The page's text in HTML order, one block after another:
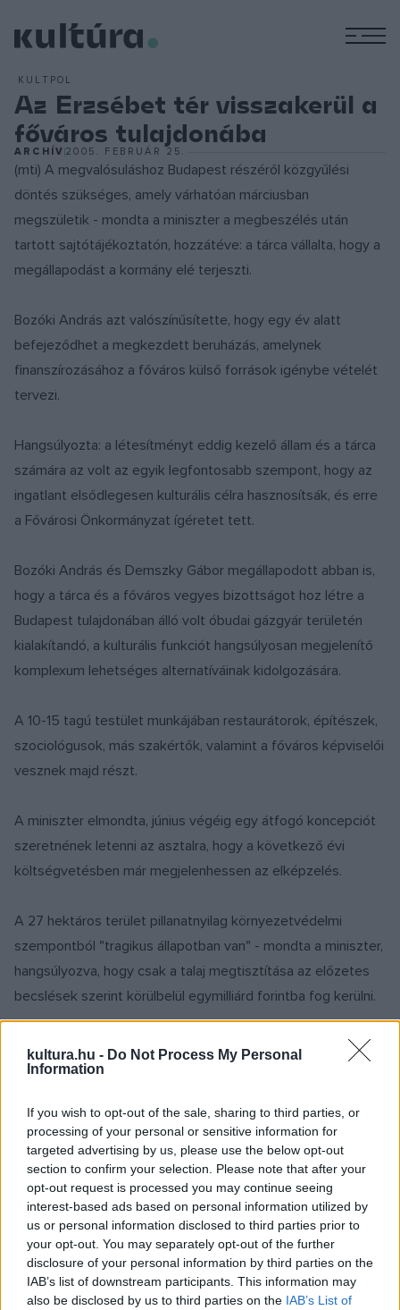
kultura.hu - Do Not Process My Personal
Information
If you wish to opt-out of the sale, sharing to third parties, or
processing of your personal or sensitive information for
targeted advertising by us, please use the below opt-out
section to confirm your selection. Please note that after your
opt-out request is processed you may continue seeing
interest-based ads based on personal information utilized by
us or personal information disclosed to third parties prior to
your opt-out. You may separately opt-out of the further
disclosure of your personal information by third parties on the
IAB’s list of downstream participants. This information may
also be disclosed by us to third parties on the IAB’s List of
KULTPOL
Az Erzsébet tér visszakerül a
főváros tulajdonába
ARCHÍV2005. FEBRUÁR 25.
(mti) A megvalósuláshoz Budapest részéről közgyűlési
döntés szükséges, amely várhatóan márciusban
megszületik - mondta a miniszter a megbeszélés után
tartott sajtótájékoztatón, hozzátéve: a tárca vállalta, hogy a
megállapodást a kormány elé terjeszti.
Bozóki András azt valószínűsítette, hogy egy év alatt
befejeződhet a megkezdett beruházás, amelynek
finanszírozásához a főváros külső források igénybe vételét
tervezi.
Hangsúlyozta: a létesítményt eddig kezelő állam és a tárca
számára az volt az egyik legfontosabb szempont, hogy az
ingatlant elsődlegesen kulturális célra hasznosítsák, és erre
a Fővárosi Önkormányzat ígéretet tett.
Bozóki András és Demszky Gábor megállapodott abban is,
hogy a tárca és a főváros vegyes bizottságot hoz létre a
Budapest tulajdonában álló volt óbudai gázgyár területén
kialakítandó, a kulturális funkciót hangsúlyosan megjelenítő
komplexum lehetséges alternatíváinak kidolgozására.
A 10-15 tagú testület munkájában restaurátorok, építészek,
szociológusok, más szakértők, valamint a főváros képviselői
vesznek majd részt.
A miniszter elmondta, június végéig egy átfogó koncepciót
szeretnének letenni az asztalra, hogy a következő évi
költségvetésben már megjelenhessen az elképzelés.
A 27 hektáros terület pillanatnyilag környezetvédelmi
szempontból "tragikus állapotban van" - mondta a miniszter,
hangsúlyozva, hogy csak a talaj megtisztítása az előzetes
becslések szerint körülbelül egymilliárd forintba fog kerülni.
Bozóki András az MTI kérdésére elmondta, a beruházás
megvalósulásához legalább öt évre, de inkább többre lesz
múzeumok, például az Országos Műszaki Múzeum majdani
átköltözése.
A főpolgármesterrel folytatott megbeszélés harmadik nagy
témájaként szólt arról, hogy megállapodás született a
Budapesti Fesztiválzenekar támogatásáról.
Eszerint állami részről 375 millió forint támogatásban